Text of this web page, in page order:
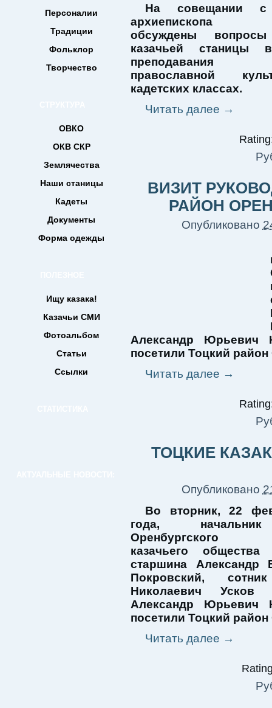
Персоналии
Традиции
Фольклор
Творчество
ОВКО
ОКВ СКР
Землячества
Наши станицы
Кадеты
Документы
Форма одежды
Ищу казака!
Казачьи СМИ
Фотоальбом
Статьи
Ссылки
На совещании с
архиепископа
обсуждены вопросы
казачьей
преподавания
православной
кадетских классах.
Читать далее →
ВИЗИТ
РАЙОН
Опубликовано
Александр Юрьевич
посетили Тоцкий
Читать далее →
ТОЦКИЕ
Опубликовано
Во вторник, 22
года,
Оренбургского
казачьего общества
старшина Александр
Покровский,
Николаевич Усков
Александр Юрьевич
посетили Тоцкий
Читать далее →